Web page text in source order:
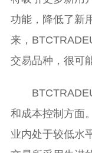
功能，降低了新
来，
交易品种，很可
和成本控制方面
业内处于较低水